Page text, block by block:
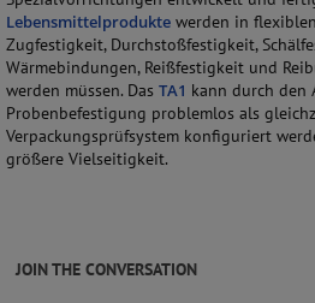
Lebensmittelprodukte werden in
Zugfestigkeit, Durchstoßfestigkeit,
Wärmebindungen, Reißfestigkeit und
werden müssen. Das TA1 kann durch den
Probenbefestigung problemlos als
Verpackungsprüfsystem konfiguriert
größere Vielseitigkeit.
JOIN THE CONVERSATION